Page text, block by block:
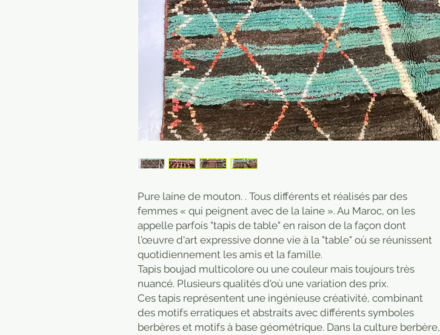
Pure laine de mouton. . Tous différents et réalisés par des
femmes « qui peignent avec de la laine ». Au Maroc, on les
appelle parfois "tapis de table" en raison de la façon dont
l'œuvre d'art expressive donne vie à la "table" où se réunissent
quotidiennement les amis et la famille.
Tapis boujad multicolore ou une couleur mais toujours très
nuancé. Plusieurs qualités d'où une variation des prix.
Ces tapis représentent une ingénieuse créativité, combinant
des motifs erratiques et abstraits avec différents symboles
berbères et motifs à base géométrique. Dans la culture berbère,